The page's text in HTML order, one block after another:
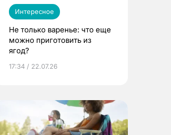
Интересное
Не только варенье: что еще
можно приготовить из
ягод?
17:34 / 22.07.26